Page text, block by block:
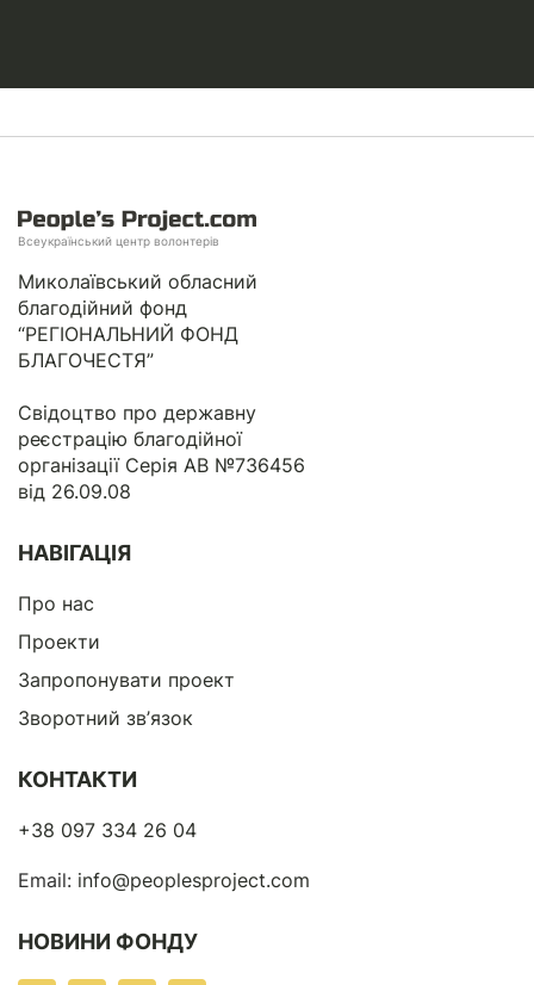
Всеукраїнський центр волонтерів
Миколаївський обласний
благодійний фонд
“РЕГІОНАЛЬНИЙ ФОНД
БЛАГОЧЕСТЯ”
Свідоцтво про державну
реєстрацію благодійної
організації Серія АВ №736456
від 26.09.08
НАВІГАЦІЯ
Про нас
Проекти
Запропонувати проект
Зворотний зв’язок
КОНТАКТИ
+38 097 334 26 04
Email: info@peoplesproject.com
НОВИНИ ФОНДУ